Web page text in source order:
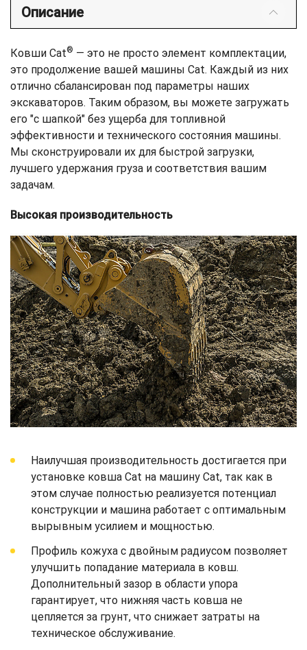
Описание
Ковши Cat® — это не просто элемент комплектации,
это продолжение вашей машины Cat. Каждый из них
отлично сбалансирован под параметры наших
экскаваторов. Таким образом, вы можете загружать
его "с шапкой" без ущерба для топливной
эффективности и технического состояния машины.
Мы сконструировали их для быстрой загрузки,
лучшего удержания груза и соответствия вашим
задачам.
Высокая производительность
Наилучшая производительность достигается при
установке ковша Cat на машину Cat, так как в
этом случае полностью реализуется потенциал
конструкции и машина работает с оптимальным
вырывным усилием и мощностью.
Профиль кожуха с двойным радиусом позволяет
улучшить попадание материала в ковш.
Дополнительный зазор в области упора
гарантирует, что нижняя часть ковша не
цепляется за грунт, что снижает затраты на
техническое обслуживание.